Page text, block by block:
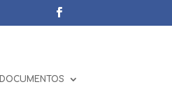
DOCUMENTOS